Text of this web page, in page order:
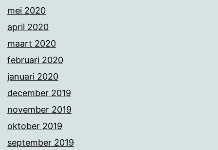
mei 2020
april 2020
maart 2020
februari 2020
januari 2020
december 2019
november 2019
oktober 2019
september 2019